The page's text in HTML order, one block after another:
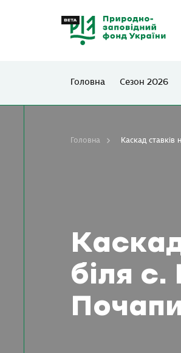
Головна Сезон 2026
біля
Головна Каскад